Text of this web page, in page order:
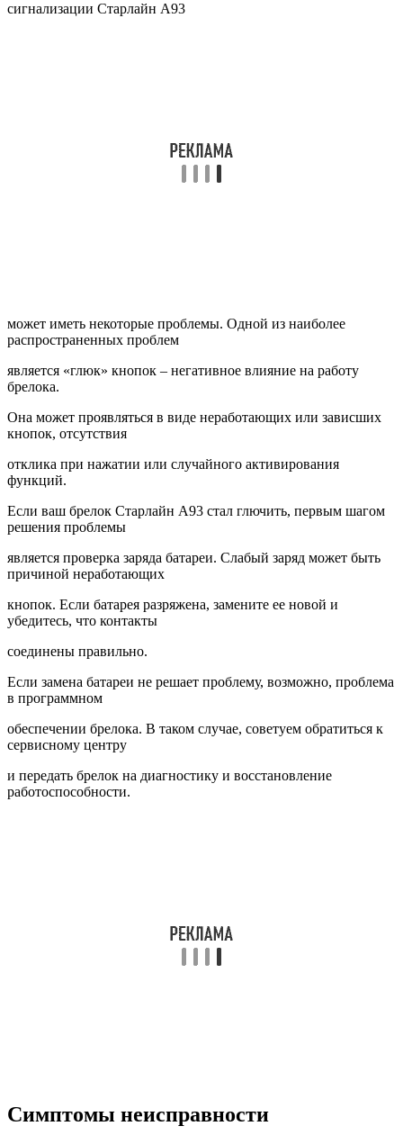
сигнализации Старлайн А93
может иметь некоторые проблемы. Одной из наиболее
распространенных проблем
является «глюк» кнопок – негативное влияние на работу
брелока.
Она может проявляться в виде неработающих или зависших
кнопок, отсутствия
отклика при нажатии или случайного активирования
функций.
Если ваш брелок Старлайн А93 стал глючить, первым шагом
решения проблемы
является проверка заряда батареи. Слабый заряд может быть
причиной неработающих
кнопок. Если батарея разряжена, замените ее новой и
убедитесь, что контакты
соединены правильно.
Если замена батареи не решает проблему, возможно, проблема
в программном
обеспечении брелока. В таком случае, советуем обратиться к
сервисному центру
и передать брелок на диагностику и восстановление
работоспособности.
Симптомы неисправности